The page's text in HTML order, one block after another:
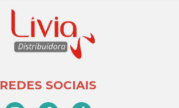
REDES SOCIAIS